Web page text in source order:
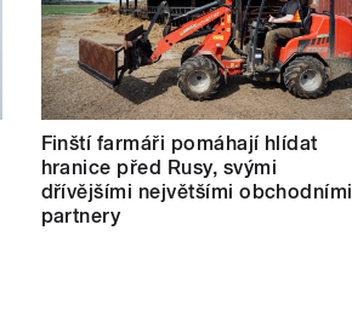
Finští farmáři pomáhají hlídat
hranice před Rusy, svými
dřívějšími největšími obchodními
partnery